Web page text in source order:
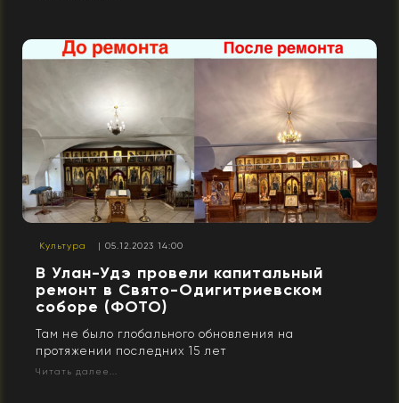
Культура | 05.12.2023 14:00
В Улан-Удэ провели капитальный
ремонт в Свято-Одигитриевском
соборе (ФОТО)
Там не было глобального обновления на
протяжении последних 15 лет
Читать далее...